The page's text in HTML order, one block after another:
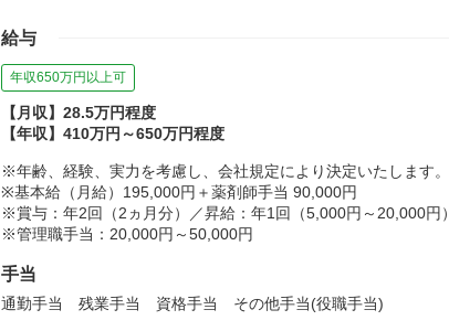
給与
年収650万円以上可
【月収】28.5万円程度
【年収】410万円～650万円程度
※年齢、経験、実力を考慮し、会社規定により決定いたします。
※基本給（月給）195,000円＋薬剤師手当 90,000円
※賞与：年2回（2ヵ月分）／昇給：年1回（5,000円～20,000円）
※管理職手当：20,000円～50,000円
手当
通勤手当 残業手当 資格手当 その他手当(役職手当)